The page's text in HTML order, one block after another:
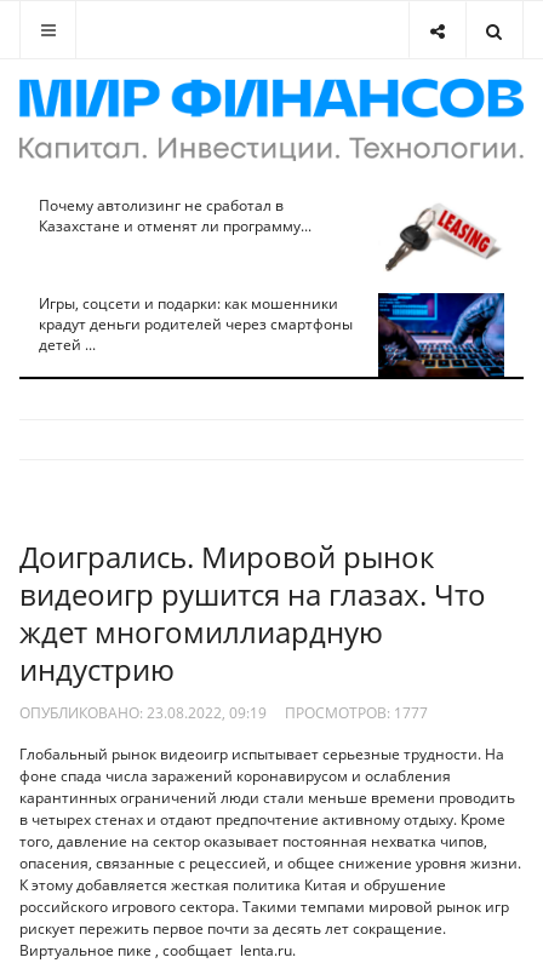
Почему автолизинг не сработал в
Казахстане и отменят ли программу...
Игры, соцсети и подарки: как мошенники
крадут деньги родителей через смартфоны
детей ...
Доигрались. Мировой рынок
видеоигр рушится на глазах. Что
ждет многомиллиардную
индустрию
ОПУБЛИКОВАНО: 23.08.2022, 09:19 ПРОСМОТРОВ: 1777
Глобальный рынок видеоигр испытывает серьезные трудности. На
фоне спада числа заражений коронавирусом и ослабления
карантинных ограничений люди стали меньше времени проводить
в четырех стенах и отдают предпочтение активному отдыху. Кроме
того, давление на сектор оказывает постоянная нехватка чипов,
опасения, связанные с рецессией, и общее снижение уровня жизни.
К этому добавляется жесткая политика Китая и обрушение
российского игрового сектора. Такими темпами мировой рынок игр
рискует пережить первое почти за десять лет сокращение.
Виртуальное пике , сообщает lenta.ru.